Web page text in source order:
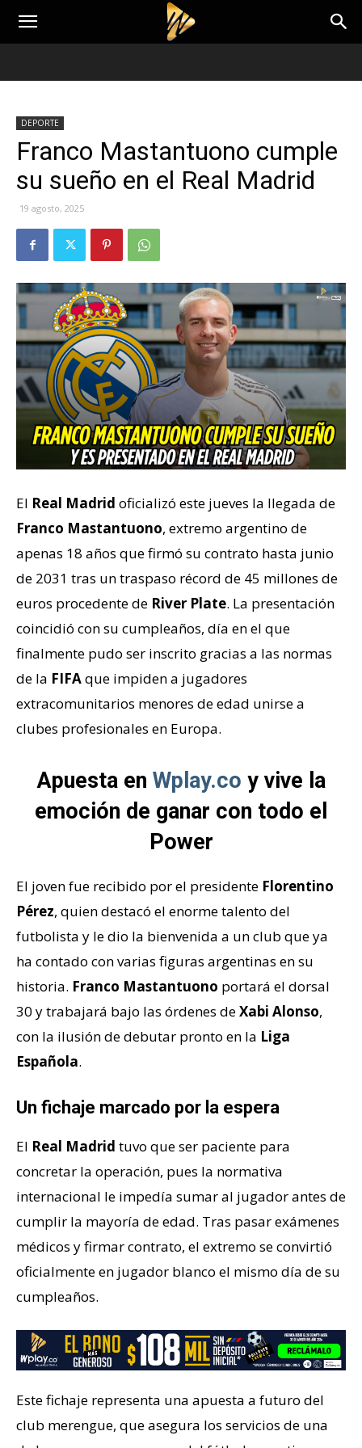
DEPORTE
Franco Mastantuono cumple
su sueño en el Real Madrid
19 agosto, 2025
El Real Madrid oficializó este jueves la llegada de
Franco Mastantuono, extremo argentino de
apenas 18 años que firmó su contrato hasta junio
de 2031 tras un traspaso récord de 45 millones de
euros procedente de River Plate. La presentación
coincidió con su cumpleaños, día en el que
finalmente pudo ser inscrito gracias a las normas
de la FIFAque impiden a jugadores
extracomunitarios menores de edad unirse a
clubes profesionales en Europa.
Apuesta en Wplay.co y vive la
emoción de ganar con todo el
Power
El joven fue recibido por el presidente Florentino
Pérez, quien destacó el enorme talento del
futbolista y le dio la bienvenida a un club que ya
ha contado con varias figuras argentinas en su
historia. Franco Mastantuono portará el dorsal
30 y trabajará bajo las órdenes deXabi Alonso,
con la ilusión de debutar pronto en la Liga
Española.
Un fichaje marcado por la espera
El Real Madrid tuvo que ser paciente para
concretar la operación, pues la normativa
internacional le impedía sumar al jugador antes de
cumplir la mayoría de edad. Tras pasar exámenes
médicos y firmar contrato, el extremo se convirtió
oficialmente en jugador blanco el mismo día de su
cumpleaños.
Este fichaje representa una apuesta a futuro del
club merengue, que asegura los servicios de una